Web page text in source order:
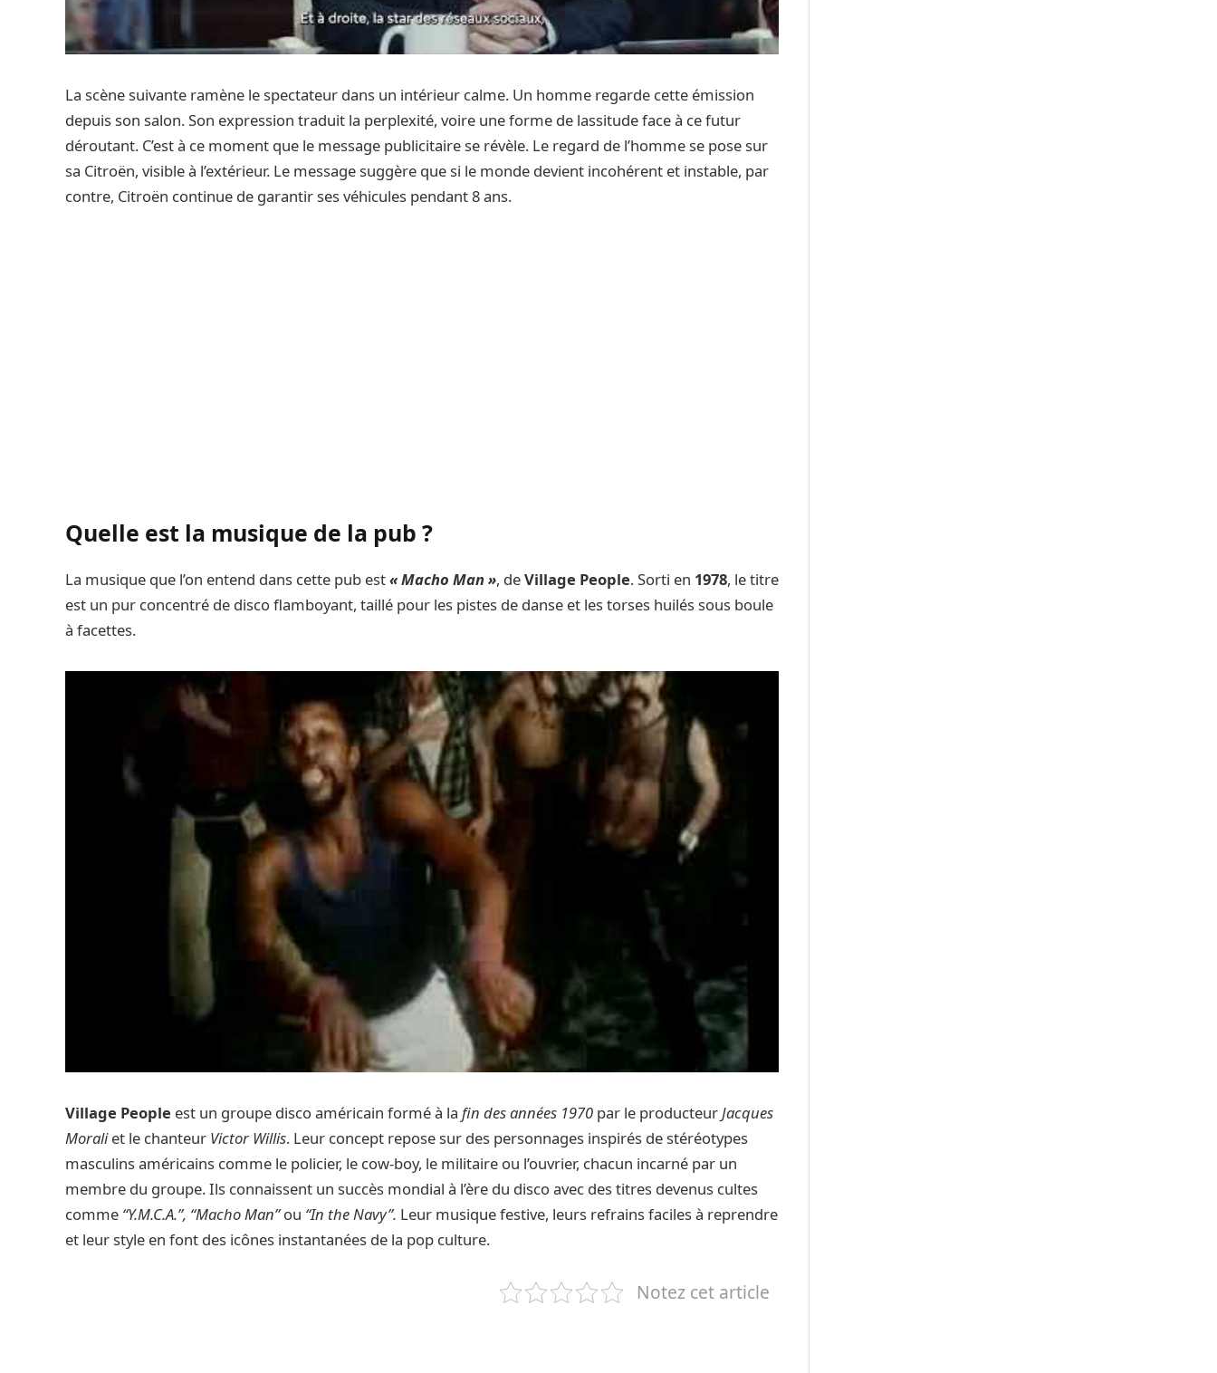
La scène suivante ramène le spectateur dans un intérieur calme. Un homme regarde cette émission
depuis son salon. Son expression traduit la perplexité, voire une forme de lassitude face à ce futur
déroutant. C’est à ce moment que le message publicitaire se révèle. Le regard de l’homme se pose sur
sa Citroën, visible à l’extérieur. Le message suggère que si le monde devient incohérent et instable, par
contre, Citroën continue de garantir ses véhicules pendant 8 ans.
Quelle est la musique de la pub ?
La musique que l’on entend dans cette pub est« Macho Man », deVillage People. Sorti en 1978, le titre
est un pur concentré de disco flamboyant, taillé pour les pistes de danse et les torses huilés sous boule
à facettes.
Village People est un groupe disco américain formé à la fin des années 1970 par le producteurJacques
Moraliet le chanteur Victor Willis. Leur concept repose sur des personnages inspirés de stéréotypes
masculins américains comme le policier, le cow-boy, le militaire ou l’ouvrier, chacun incarné par un
membre du groupe. Ils connaissent un succès mondial à l’ère du disco avec des titres devenus cultes
comme “Y.M.C.A.”, “Macho Man”ou “In the Navy”. Leur musique festive, leurs refrains faciles à reprendre
et leur style en font des icônes instantanées de la pop culture.
Notez cet article